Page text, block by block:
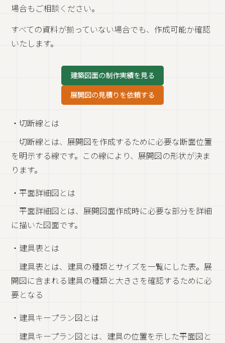
場合もご相談ください。
すべての資料が揃っていない場合でも、作成可能か確認
いたします。
建築図面の制作実績を見る
展開図の見積りを依頼する
・切断線とは
切断線とは、展開図を作成するために必要な断面位置
を明示する線です。この線により、展開図の形状が決ま
ります。
・平面詳細図とは
平面詳細図とは、展開図面作成時に必要な部分を詳細
に描いた図面です。
・建具表とは
建具表とは、建具の種類とサイズを一覧にした表。展
開図に含まれる建具の種類と大きさを確認するために必
要となる
・建具キープラン図とは
建具キープラン図とは、建具の位置を示した平面図と